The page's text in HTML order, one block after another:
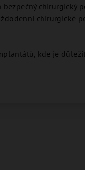
chirurgický
chirurgické
kde je